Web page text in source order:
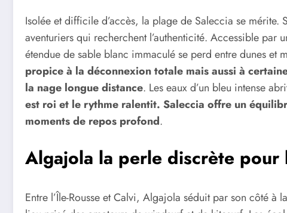
Isolée et difficile d’accès, la plage de Saleccia se mérite.
aventuriers qui recherchent l’authenticité. Accessible par
étendue de sable blanc immaculé se perd entre dunes et
propice à la déconnexion totale mais aussi à
la nage longue distance. Les eaux d’un bleu intense
est roi et le rythme ralentit. Saleccia offre un
moments de repos profond.
Algajola la perle discrète pour
Entre l’Île-Rousse et Calvi, Algajola séduit par son côté